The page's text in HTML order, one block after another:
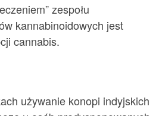
zespołu
kannabinoidowych jest
cannabis.
używanie konopi indyjskich